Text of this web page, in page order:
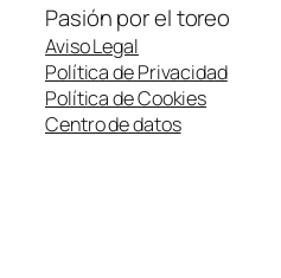
Pasión por el toreo
Aviso Legal
Política de Privacidad
Política de Cookies
Centro de datos